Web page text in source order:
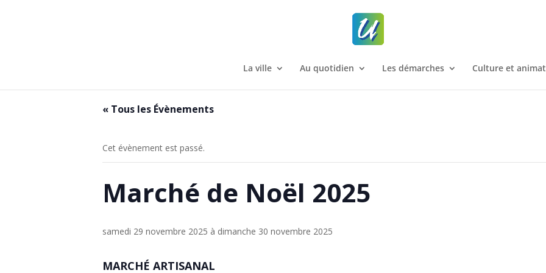
La ville Au quotidien Les démarches Culture et
« Tous les Évènements
Cet évènement est passé.
Marché de Noël 2025
samedi 29 novembre 2025 à dimanche 30 novembre 2025
MARCHÉ ARTISANAL